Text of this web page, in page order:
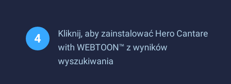
Kliknij, aby zainstalować Hero Cantare
with WEBTOON™ z wyników
wyszukiwania